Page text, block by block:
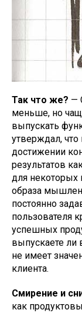
Так что же? —
меньше, но
выпускать
утверждал,
достижении
результатов
для некоторых
образа
постоянно
пользователя
успешных
выпускаете ли
не имеет
клиента.
Смирение и
как